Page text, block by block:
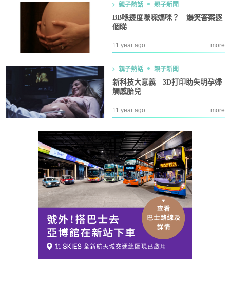
親子熱話 親子新聞
BB喺邊度嚟㗎媽咪？ 爆笑答案逐
個睇
11 year ago more
親子熱話 親子新聞
新科技大意義 3D打印助失明孕婦
觸感胎兒
11 year ago more